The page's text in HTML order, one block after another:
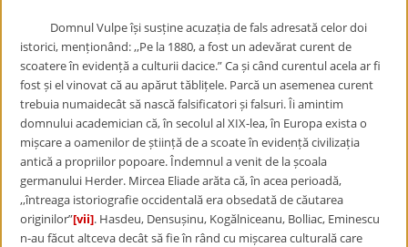
Domnul Vulpe își susține acuzația de fals adresată celor doi
istorici, menționând: ,,Pe la 1880, a fost un adevărat curent de
scoatere în evidență a culturii dacice.” Ca și când curentul acela ar fi
fost și el vinovat că au apărut tăblițele. Parcă un asemenea curent
trebuia numaidecât să nască falsificatori și falsuri. Îi amintim
domnului academician că, în secolul al XIX-lea, în Europa exista o
mișcare a oamenilor de știință de a scoate în evidență civilizația
antică a propriilor popoare. Îndemnul a venit de la școala
germanului Herder. Mircea Eliade arăta că, în acea perioadă,
,,întreaga istoriografie occidentală era obsedată de căutarea
originilor”[vii]. Hasdeu, Densușinu, Kogălniceanu, Bolliac, Eminescu
n-au făcut altceva decât să fie în rând cu mișcarea culturală care